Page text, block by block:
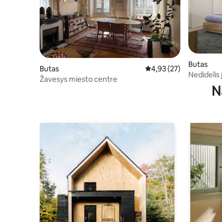
Butas Vidutinis įvertinimas:
4,93 (27)
Žavesys miesto centre
Butas
Nedidelis